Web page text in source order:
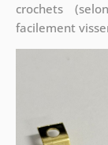
crochets
facilement